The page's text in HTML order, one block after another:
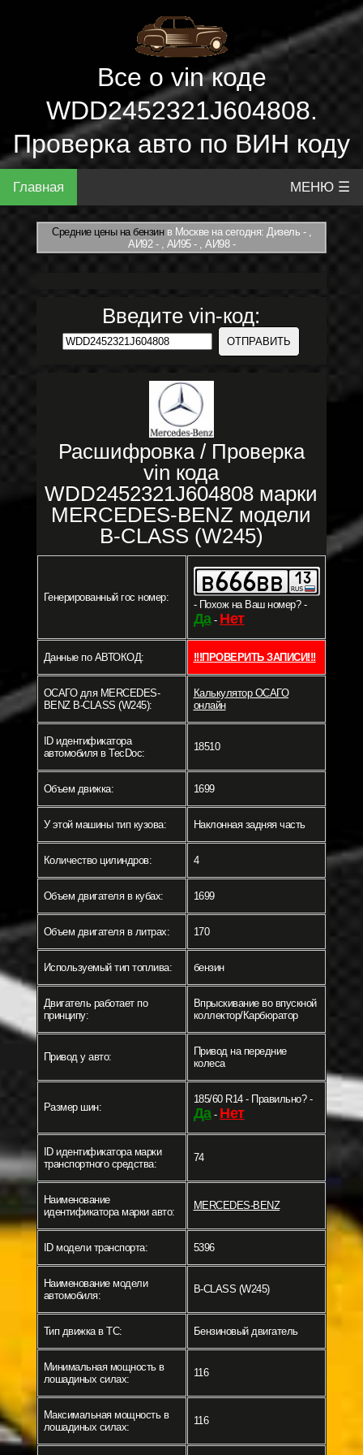
Все о vin коде
WDD2452321J604808.
Проверка авто по ВИН коду
Главная МЕНЮ ☰
Средние цены на бензинв Москве на сегодня: Дизель - ,
АИ92 - , АИ95 - , АИ98 -
Введите vin-код:
Расшифровка / Проверка
vin кода
WDD2452321J604808 марки
MERCEDES-BENZ модели
B-CLASS (W245)
Генерированный гос номер:
- Похож на Ваш номер? -
Да- Нет
Данные по АВТОКОД: !!!ПРОВЕРИТЬ ЗАПИСИ!!!
ОСАГО для MERCEDES-
BENZ B-CLASS (W245):
Калькулятор ОСАГО
онлайн
ID идентификатора
автомобиля в TecDoc:
18510
Объем движка: 1699
У этой машины тип кузова: Наклонная задняя часть
Количество цилиндров: 4
Объем двигателя в кубах: 1699
Объем двигателя в литрах: 170
Используемый тип топлива: бензин
Двигатель работает по
принципу:
Впрыскивание во впускной
коллектор/Карбюратор
Привод у авто:
Привод на передние
колеса
Размер шин:
185/60 R14 - Правильно? -
Да- Нет
ID идентификатора марки
транспортного средства:
74
Наименование
идентификатора марки авто:
MERCEDES-BENZ
ID модели транспорта: 5396
Наименование модели
автомобиля:
B-CLASS (W245)
Тип движка в ТС: Бензиновый двигатель
Минимальная мощность в
лошадиных силах:
116
Максимальная мощность в
лошадиных силах:
116